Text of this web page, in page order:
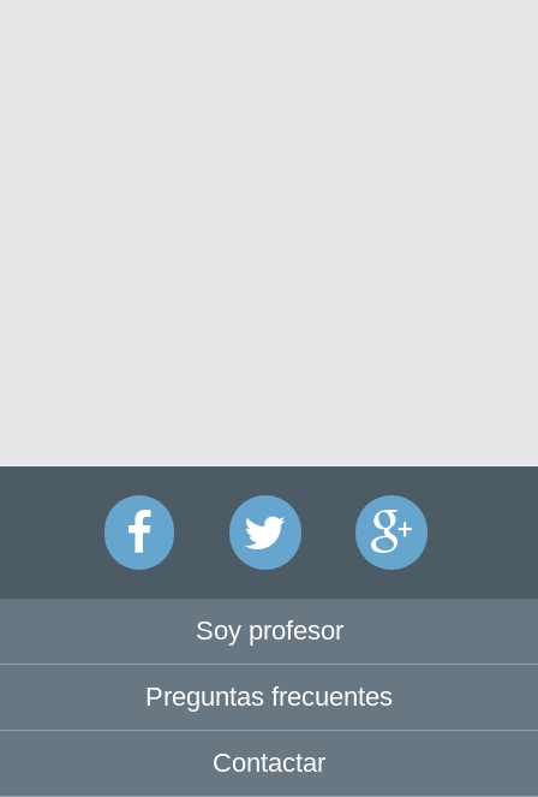
Soy profesor
Preguntas frecuentes
Contactar